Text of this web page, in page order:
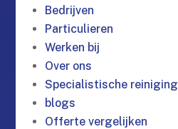
Bedrijven
Particulieren
Werken bij
Over ons
Specialistische reiniging
blogs
Offerte vergelijken